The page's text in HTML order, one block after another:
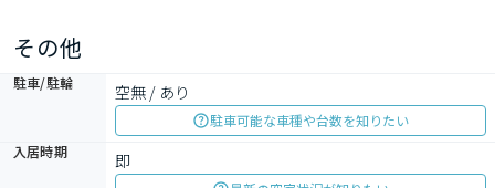
その他
駐車/駐輪 空無 / あり
駐車可能な車種や台数を知りたい
入居時期
即